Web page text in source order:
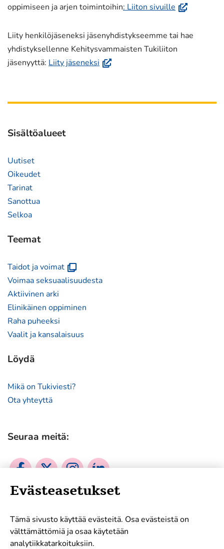
oppimiseen ja arjen toimintoihin: Liiton sivuille (avautuu
ikkunaan,
siirryt
Liity henkilöjäseneksi jäsenyhdistykseemme tai hae
yhdistyksellenne Kehitysvammaisten Tukiliiton
jäsenyyttä: Liity jäseneksi (avautuu
siirryt
Sisältöalueet
Uutiset
Oikeudet
Tarinat
Sanottua
Selkoa
Teemat
Taidot ja voimat(avautuu
uuteen
Voimaa seksuaalisuudesta
Aktiivinen arki
Elinikäinen oppiminen
Raha puheeksi
Vaalit ja kansalaisuus
Löydä
Mikä on Tukiviesti?
Ota yhteyttä
Seuraa meitä:
Sosiaalinen
facebook
Sosiaalinen
twitter
Sosiaalinen
instagram
Sosiaalinen
linkedin
Evästeasetukset
Tämä sivusto käyttää evästeitä. Osa evästeistä on
välttämättömiä ja osaa käytetään
analytiikkatarkoituksiin.